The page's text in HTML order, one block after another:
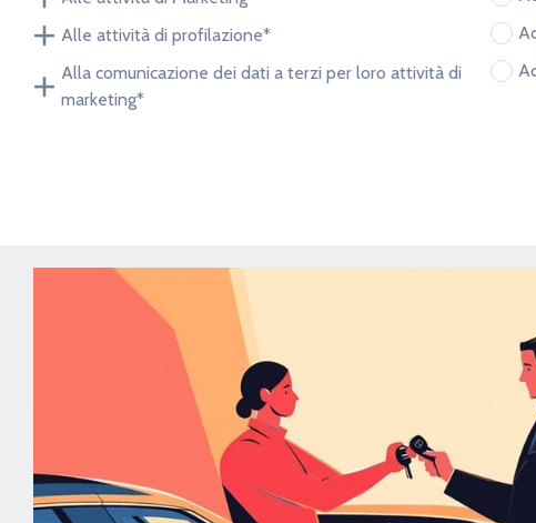
Lunghezza
221 cm
Alle attività di profilazione*
Alla comunicazione dei dati a terzi per loro attività di
marketing*
Richiesta inviata
La richiesta non è stata